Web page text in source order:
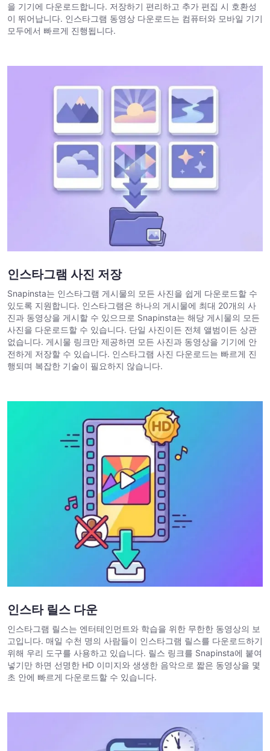
을 기기에 다운로드합니다. 저장하기 편리하고 추가 편집 시 호환성
이 뛰어납니다. 인스타그램 동영상 다운로드는 컴퓨터와 모바일 기기
모두에서 빠르게 진행됩니다.
인스타그램 사진 저장
Snapinsta는 인스타그램 게시물의 모든 사진을 쉽게 다운로드할 수
있도록 지원합니다. 인스타그램은 하나의 게시물에 최대 20개의 사
진과 동영상을 게시할 수 있으므로 Snapinsta는 해당 게시물의 모든
사진을 다운로드할 수 있습니다. 단일 사진이든 전체 앨범이든 상관
없습니다. 게시물 링크만 제공하면 모든 사진과 동영상을 기기에 안
전하게 저장할 수 있습니다. 인스타그램 사진 다운로드는 빠르게 진
행되며 복잡한 기술이 필요하지 않습니다.
인스타 릴스 다운
인스타그램 릴스는 엔터테인먼트와 학습을 위한 무한한 동영상의 보
고입니다. 매일 수천 명의 사람들이 인스타그램 릴스를 다운로드하기
위해 우리 도구를 사용하고 있습니다. 릴스 링크를 Snapinsta에 붙여
넣기만 하면 선명한 HD 이미지와 생생한 음악으로 짧은 동영상을 몇
초 안에 빠르게 다운로드할 수 있습니다.